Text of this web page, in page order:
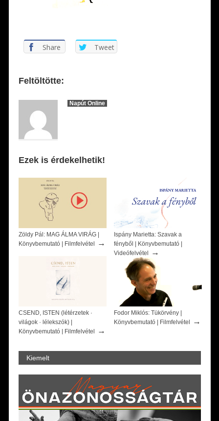
Share Tweet
Feltöltötte:
Napút Online
Ezek is érdekelhetik!
Zöldy Pál: MAG ÁLMA VIRÁG |
Könyvbemutató | Filmfelvétel
→
Ispány Marietta: Szavak a
fényből | Könyvbemutató |
Videófelvétel
→
CSEND, ISTEN (létérzetek ·
világok · lélekszók) |
Könyvbemutató | Filmfelvétel
→
Fodor Miklós: Tükörvény |
Könyvbemutató | Filmfelvétel
→
Kiemelt